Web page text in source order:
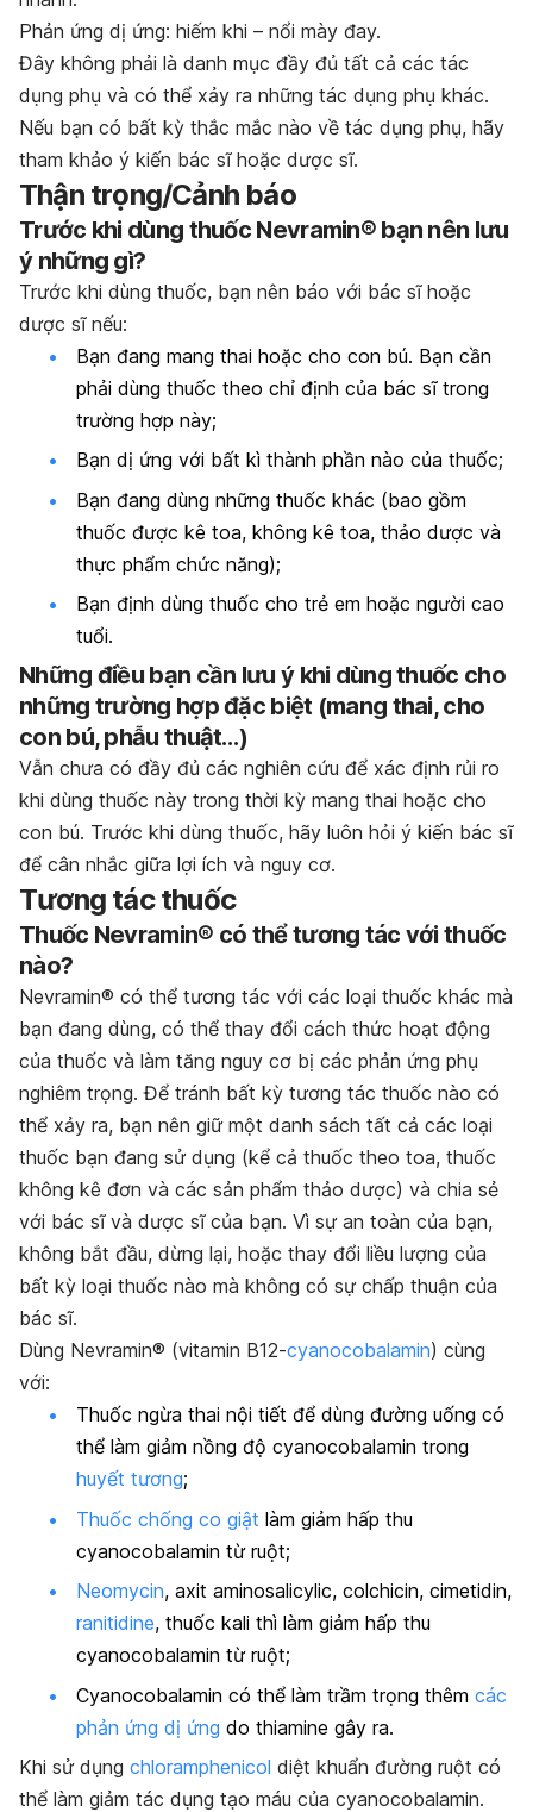
Phản ứng dị ứng: hiếm khi – nổi mày đay.
Đây không phải là danh mục đầy đủ tất cả các tác
dụng phụ và có thể xảy ra những tác dụng phụ khác.
Nếu bạn có bất kỳ thắc mắc nào về tác dụng phụ, hãy
tham khảo ý kiến bác sĩ hoặc dược sĩ.
Thận trọng/Cảnh báo
Trước khi dùng thuốc Nevramin® bạn nên lưu
ý những gì?
Trước khi dùng thuốc, bạn nên báo với bác sĩ hoặc
dược sĩ nếu:
Bạn đang mang thai hoặc cho con bú. Bạn cần
phải dùng thuốc theo chỉ định của bác sĩ trong
trường hợp này;
Bạn dị ứng với bất kì thành phần nào của thuốc;
Bạn đang dùng những thuốc khác (bao gồm
thuốc được kê toa, không kê toa, thảo dược và
thực phẩm chức năng);
Bạn định dùng thuốc cho trẻ em hoặc người cao
tuổi.
Những điều bạn cần lưu ý khi dùng thuốc cho
những trường hợp đặc biệt (mang thai, cho
con bú, phẫu thuật…)
Vẫn chưa có đầy đủ các nghiên cứu để xác định rủi ro
khi dùng thuốc này trong thời kỳ mang thai hoặc cho
con bú. Trước khi dùng thuốc, hãy luôn hỏi ý kiến bác sĩ
để cân nhắc giữa lợi ích và nguy cơ.
Tương tác thuốc
Thuốc Nevramin® có thể tương tác với thuốc
nào?
Nevramin® có thể tương tác với các loại thuốc khác mà
bạn đang dùng, có thể thay đổi cách thức hoạt động
của thuốc và làm tăng nguy cơ bị các phản ứng phụ
nghiêm trọng. Để tránh bất kỳ tương tác thuốc nào có
thể xảy ra, bạn nên giữ một danh sách tất cả các loại
thuốc bạn đang sử dụng (kể cả thuốc theo toa, thuốc
không kê đơn và các sản phẩm thảo dược) và chia sẻ
với bác sĩ và dược sĩ của bạn. Vì sự an toàn của bạn,
không bắt đầu, dừng lại, hoặc thay đổi liều lượng của
bất kỳ loại thuốc nào mà không có sự chấp thuận của
bác sĩ.
Dùng Nevramin® (vitamin B12-cyanocobalamin) cùng
với:
Thuốc ngừa thai nội tiết để dùng đường uống có
thể làm giảm nồng độ cyanocobalamin trong
huyết tương;
Thuốc chống co giật làm giảm hấp thu
cyanocobalamin từ ruột;
Neomycin, axit aminosalicylic, colchicin, cimetidin,
ranitidine, thuốc kali thì làm giảm hấp thu
cyanocobalamin từ ruột;
Cyanocobalamin có thể làm trầm trọng thêm các
phản ứng dị ứng do thiamine gây ra.
Khi sử dụng chloramphenicol diệt khuẩn đường ruột có
thể làm giảm tác dụng tạo máu của cyanocobalamin.